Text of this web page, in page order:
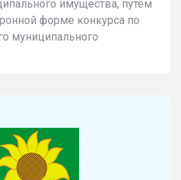
имущества, путем
форме конкурса по
муниципального